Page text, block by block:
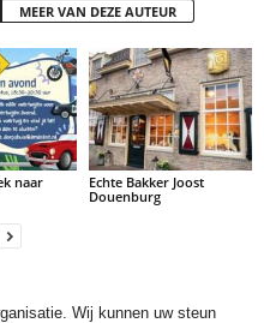
MEER VAN DEZE AUTEUR
naar
Echte Bakker Joost
Douenburg
Wij kunnen uw steun